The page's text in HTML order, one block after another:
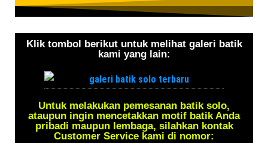
Klik tombol berikut untuk melihat galeri batik
kami yang lain:
Untuk melakukan pemesanan batik solo,
ataupun ingin mencetakkan motif batik Anda
pribadi maupun lembaga, silahkan kontak
Customer Service kami di nomor: